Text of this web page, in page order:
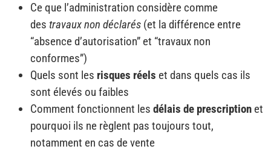
Ce que l’administration considère comme
des travaux non déclarés (et la différence entre
“absence d’autorisation” et “travaux non
conformes”)
Quels sont les risques réels et dans quels cas ils
sont élevés ou faibles
Comment fonctionnent les délais de prescription et
pourquoi ils ne règlent pas toujours tout,
notamment en cas de vente